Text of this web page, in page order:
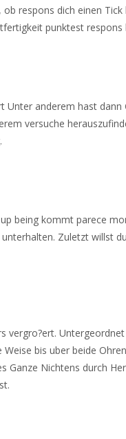
respons dich einen
punktest respons
Unter anderem hast dann
versuche
being kommt parece
Zuletzt willst
vergro?ert.
bis uber beide
Ganze Nichtens durch